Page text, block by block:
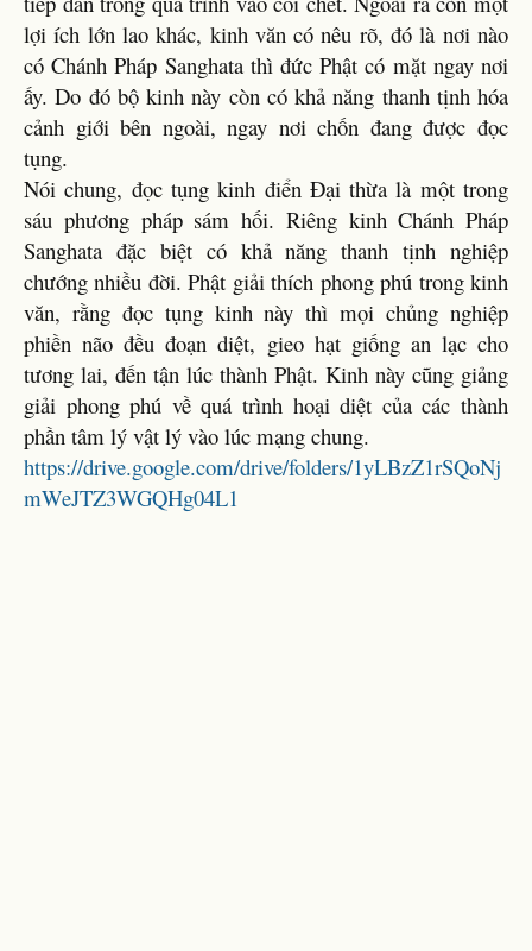
lợi ích lớn lao khác, kinh văn có nêu rõ, đó là nơi nào
có Chánh Pháp Sanghata thì đức Phật có mặt ngay nơi
ấy. Do đó bộ kinh này còn có khả năng thanh tịnh hóa
cảnh giới bên ngoài, ngay nơi chốn đang được đọc
tụng.
Nói chung, đọc tụng kinh điển Đại thừa là một trong
sáu phương pháp sám hối. Riêng kinh Chánh Pháp
Sanghata đặc biệt có khả năng thanh tịnh nghiệp
chướng nhiều đời. Phật giải thích phong phú trong kinh
văn, rằng đọc tụng kinh này thì mọi chủng nghiệp
phiền não đều đoạn diệt, gieo hạt giống an lạc cho
tương lai, đến tận lúc thành Phật. Kinh này cũng giảng
giải phong phú về quá trình hoại diệt của các thành
phần tâm lý vật lý vào lúc mạng chung.
https://drive.google.com/drive/folders/1yLBzZ1rSQoNj
mWeJTZ3WGQHg04L1